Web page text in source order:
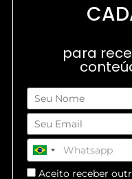
para
Aceito receber